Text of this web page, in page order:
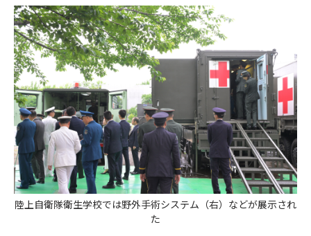
陸上自衛隊衛生学校では野外手術システム（右）などが展示され
た